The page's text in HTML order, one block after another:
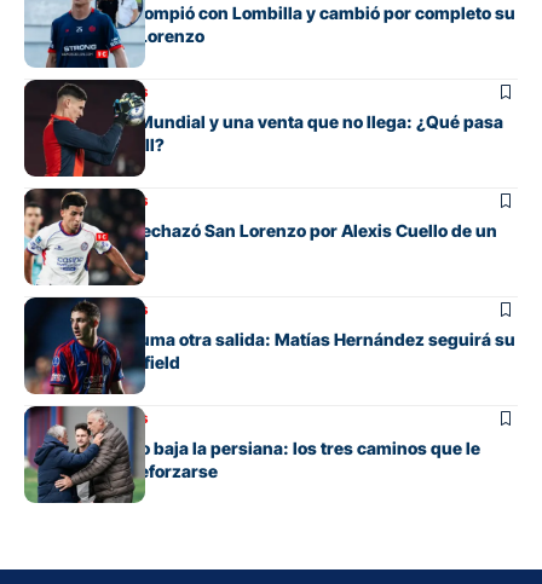
El juvenil que rompió con Lombilla y cambió por completo su
futuro en San Lorenzo
Mercado de pases
Entre su gran Mundial y una venta que no llega: ¿Qué pasa
con Orlando Gill?
Mercado de pases
La oferta que rechazó San Lorenzo por Alexis Cuello de un
club de España
Mercado de pases
San Lorenzo suma otra salida: Matías Hernández seguirá su
carrera en Banfield
Mercado de pases
San Lorenzo no baja la persiana: los tres caminos que le
quedan para reforzarse